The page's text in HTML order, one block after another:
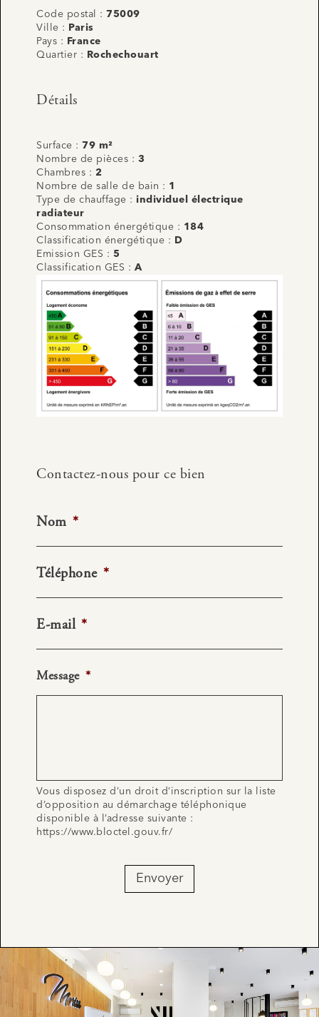
Code postal : 75009
Ville :
Paris
Pays :
France
Quartier :
Rochechouart
Détails
Surface : 79 m²
Nombre de pièces : 3
Chambres : 2
Nombre de salle de bain : 1
Type de chauffage : individuel électrique
radiateur
Consommation énergétique : 184
Classification énergétique :
D
Emission GES : 5
Classification GES : A
Contactez-nous pour ce bien
Nom *
Téléphone *
E-mail *
Message *
Vous disposez d’un droit d’inscription sur la liste
d’opposition au démarchage téléphonique
disponible à l’adresse suivante :
https://www.bloctel.gouv.fr/
Envoyer